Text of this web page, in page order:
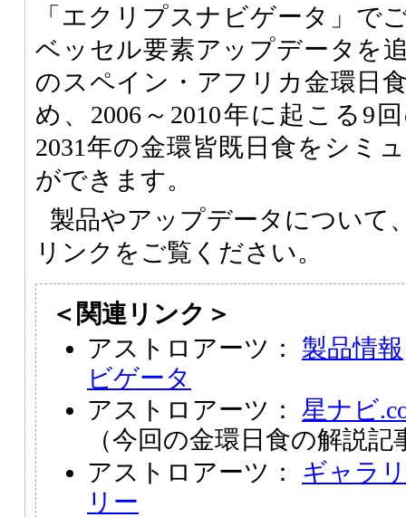
「エクリプスナビゲータ」で
ベッセル要素アップデータを
のスペイン・アフリカ金環日
め、2006～2010年に起こる9
2031年の金環皆既日食をシミ
ができます。
製品やアップデータについて
リンクをご覧ください。
＜関連リンク＞
アストロアーツ： 製品情報
ビゲータ
アストロアーツ： 星ナビ
（今回の金環日食の解説記
アストロアーツ： ギャラ
リー